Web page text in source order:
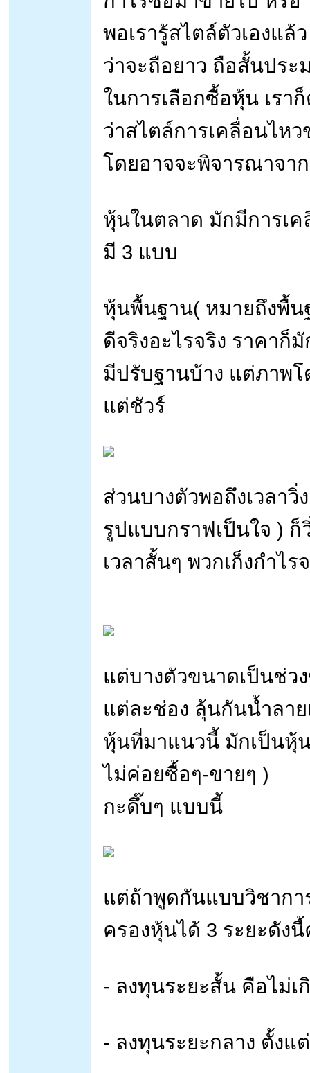
พอเรารู้สไตล์ตัวเองแ
ว่าจะถือยาว ถือสั้นปร
ในการเลือกซื้อหุ้น เร
ว่าสไตล์การเคลื่อนไห
โดยอาจจะพิจารณาจา
หุ้นในตลาด มักมีการเ
มี 3 แบบ
หุ้นพื้นฐาน( หมายถึงพื้น
ดีจริงอะไรจริง ราคาก็
มีปรับฐานบ้าง แต่ภาพโ
แต่ชัวร์
ส่วนบางตัวพอถึงเวลา
รูปแบบกราฟเป็นใจ ) ก็
เวลาสั้นๆ พวกเก็งกำไ
แต่บางตัวขนาดเป็นช่ว
แต่ละช่อง ลุ้นกันน้ำลาย
หุ้นที่มาแนวนี้ มักเป็นหุ้
ไม่ค่อยซื้อๆ-ขายๆ )
กะดึ๊บๆ แบบนี้
แต่ถ้าพูดกันแบบวิชากา
ครองหุ้นได้ 3 ระยะดัง
- ลงทุนระยะสั้น คือไม่เ
- ลงทุนระยะกลาง ตั้งแ